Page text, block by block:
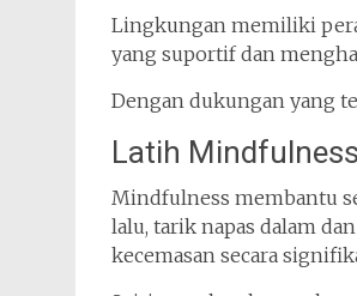
Lingkungan memiliki
yang suportif dan
Dengan dukungan yang
Latih
Mindfulness membantu
lalu, tarik napas dalam
kecemasan secara